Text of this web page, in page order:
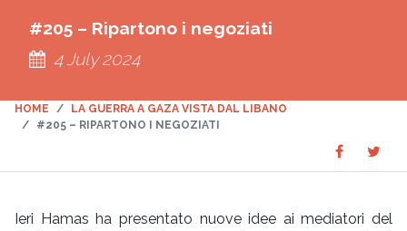
#205 – Ripartono i negoziati
4 July 2024
HOME
LA GUERRA A GAZA VISTA DAL LIBANO
#205 – RIPARTONO I NEGOZIATI
Share
on
on
Ieri Hamas ha presentato nuove idee ai mediatori del